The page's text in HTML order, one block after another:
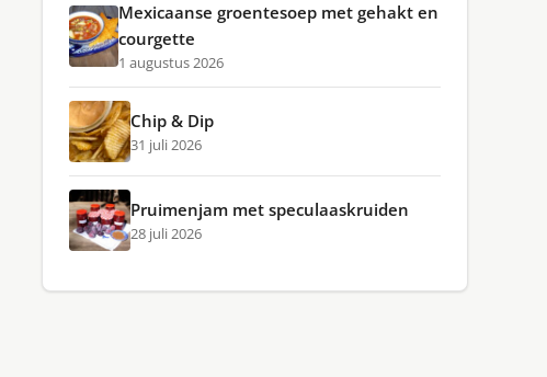
Mexicaanse groentesoep met gehakt en
courgette
1 augustus 2026
Chip & Dip
31 juli 2026
Pruimenjam met speculaaskruiden
28 juli 2026